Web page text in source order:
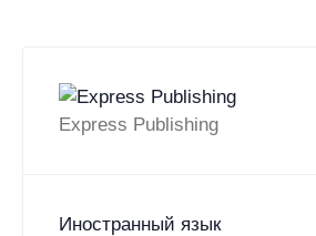
Express Publishing
Иностранный язык